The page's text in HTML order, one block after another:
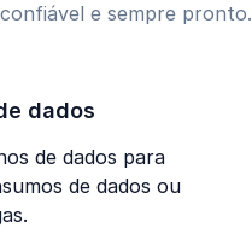
e sempre pronto.
dados
de dados para
de dados ou